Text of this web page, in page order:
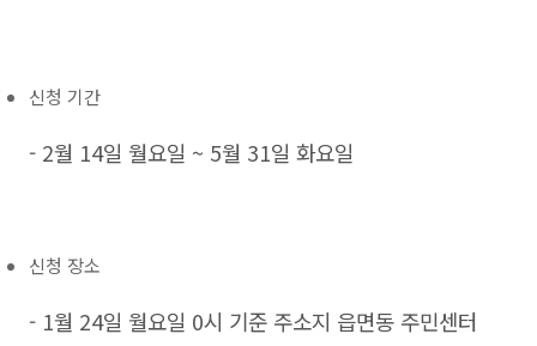
신청 기간
- 2월 14일 월요일 ~ 5월 31일 화요일
신청 장소
- 1월 24일 월요일 0시 기준 주소지 읍면동 주민센터